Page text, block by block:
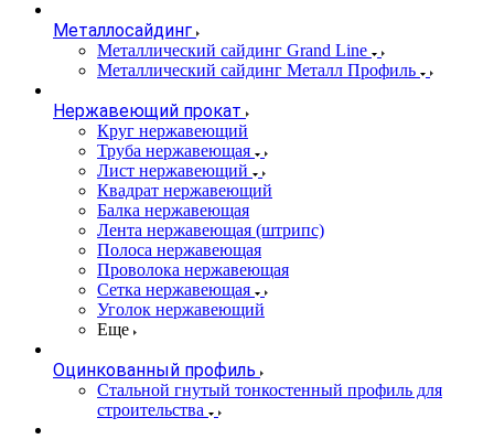
Металлосайдинг
Металлический сайдинг Grand Line
Металлический сайдинг Металл Профиль
Нержавеющий прокат
Круг нержавеющий
Труба нержавеющая
Лист нержавеющий
Квадрат нержавеющий
Балка нержавеющая
Лента нержавеющая (штрипс)
Полоса нержавеющая
Проволока нержавеющая
Сетка нержавеющая
Уголок нержавеющий
Еще
Оцинкованный профиль
Стальной гнутый тонкостенный профиль для
строительства